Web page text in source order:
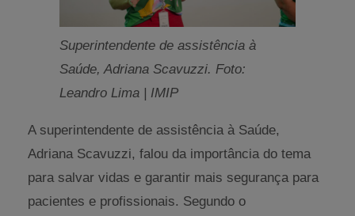
Superintendente de assistência à
Saúde, Adriana Scavuzzi. Foto:
Leandro Lima | IMIP
A superintendente de assistência à Saúde,
Adriana Scavuzzi, falou da importância do tema
para salvar vidas e garantir mais segurança para
pacientes e profissionais. Segundo o